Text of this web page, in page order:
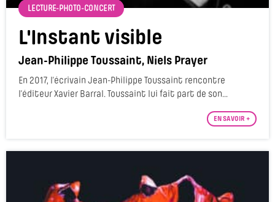
LECTURE-PHOTO-CONCERT
L'Instant visible
Jean-Philippe Toussaint, Niels Prayer
En 2017, l’écrivain Jean-Philippe Toussaint rencontre
l’éditeur Xavier Barral. Toussaint lui fait part de son...
EN SAVOIR +